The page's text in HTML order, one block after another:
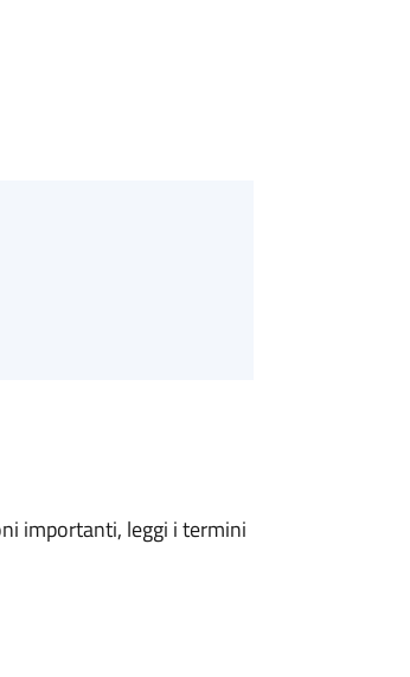
importanti, leggi i termini